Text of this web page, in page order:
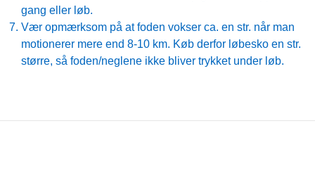
gang eller løb.
Vær opmærksom på at foden vokser ca. en str. når man
motionerer mere end 8-10 km. Køb derfor løbesko en str.
større, så foden/neglene ikke bliver trykket under løb.